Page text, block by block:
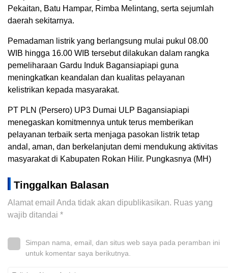
Pekaitan, Batu Hampar, Rimba Melintang, serta sejumlah
daerah sekitarnya.
Pemadaman listrik yang berlangsung mulai pukul 08.00
WIB hingga 16.00 WIB tersebut dilakukan dalam rangka
pemeliharaan Gardu Induk Bagansiapiapi guna
meningkatkan keandalan dan kualitas pelayanan
kelistrikan kepada masyarakat.
PT PLN (Persero) UP3 Dumai ULP Bagansiapiapi
menegaskan komitmennya untuk terus memberikan
pelayanan terbaik serta menjaga pasokan listrik tetap
andal, aman, dan berkelanjutan demi mendukung aktivitas
masyarakat di Kabupaten Rokan Hilir. Pungkasnya (MH)
Tinggalkan Balasan
Alamat email Anda tidak akan dipublikasikan. Ruas yang
wajib ditandai *
Simpan nama, email, dan situs web saya pada peramban ini
untuk komentar saya berikutnya.